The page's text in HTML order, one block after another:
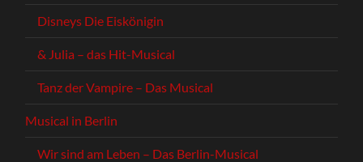
Disneys Die Eiskönigin
& Julia – das Hit-Musical
Tanz der Vampire – Das Musical
Musical in Berlin
Wir sind am Leben – Das Berlin-Musical